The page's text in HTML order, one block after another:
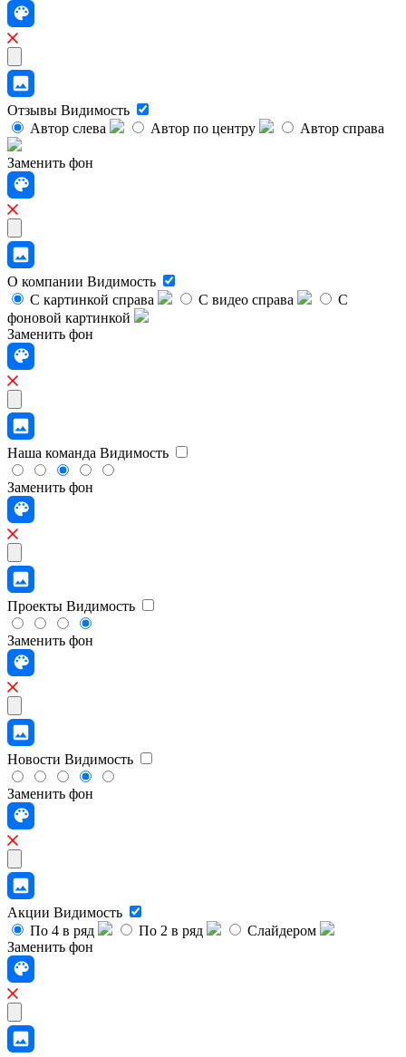
Отзывы Видимость
Автор слева
Автор по центру Автор справа
Заменить фон
О компании Видимость
С картинкой справа
С видео справа
С
фоновой картинкой
Заменить фон
Наша команда Видимость
Заменить фон
Проекты Видимость
Заменить фон
Новости Видимость
Заменить фон
Акции Видимость
По 4 в ряд
По 2 в ряд
Слайдером
Заменить фон